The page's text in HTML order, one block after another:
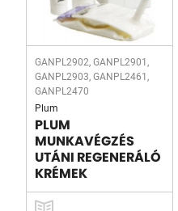
GANPL2902, GANPL2901,
GANPL2903, GANPL2461,
GANPL2470
Plum
PLUM
MUNKAVÉGZÉS
UTÁNI REGENERÁLÓ
KRÉMEK